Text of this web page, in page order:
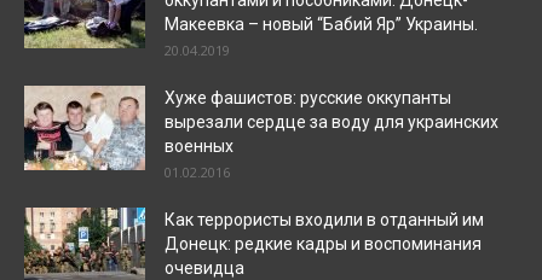
Макеевка – новый “Бабий Яр” Украины.
20.04.2019
Хуже фашистов: русские оккупанты
вырезали сердце за воду для украинских
военных
01.02.2016
Как террористы входили в отданный им
Донецк: редкие кадры и воспоминания
очевидца